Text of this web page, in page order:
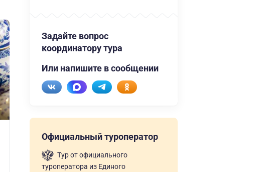
Задайте вопрос
координатору тура
Или напишите в сообщении
Официальный туроператор
Тур от официального
туроператора из Единого